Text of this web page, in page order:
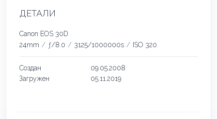
ДЕТАЛИ
Canon EOS 30D
24mm / ƒ/8.0 / 3125/1000000s / ISO 320
Создан
09.05.2008
Загружен
05.11.2019